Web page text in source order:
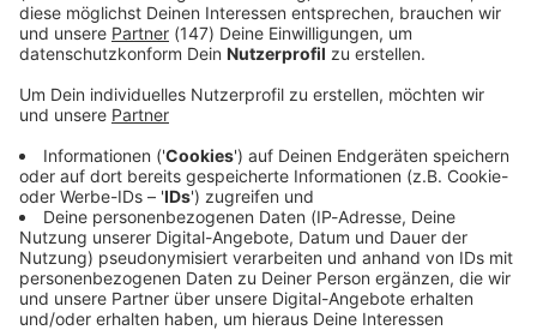
seiner Mannschaft gewesen war.